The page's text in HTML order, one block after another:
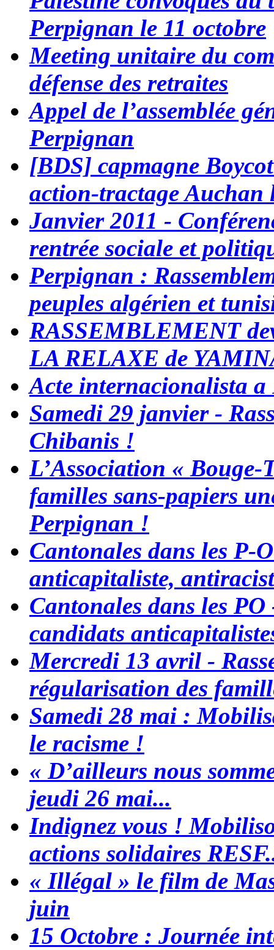
Perpignan le 11 octobre
Meeting unitaire du
défense des retraites
Appel de l’assemblée
Perpignan
[BDS] capmagne
action-tractage Auchan
Janvier 2011 -
rentrée sociale et
Perpignan :
peuples algérien et
RASSEMBLEMENT
LA RELAXE de
Acte internacionalista a
Samedi 29 janvier -
Chibanis !
L’Association «
familles sans-papiers
Perpignan !
Cantonales dans les P-
anticapitaliste,
Cantonales dans les PO
candidats
Mercredi 13 avril -
régularisation des
Samedi 28 mai :
le racisme !
« D’ailleurs nous
jeudi 26 mai...
Indignez vous !
actions solidaires
« Illégal » le film de
juin
15 Octobre : Journée